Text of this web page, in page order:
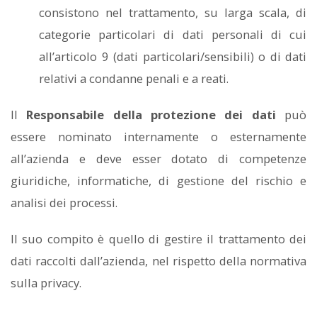
consistono nel trattamento, su larga scala, di
categorie particolari di dati personali di cui
all’articolo 9 (dati particolari/sensibili) o di dati
relativi a condanne penali e a reati.
Il Responsabile della protezione dei dati può
essere nominato internamente o esternamente
all’azienda e deve esser dotato di competenze
giuridiche, informatiche, di gestione del rischio e
analisi dei processi.
Il suo compito è quello di gestire il trattamento dei
dati raccolti dall’azienda, nel rispetto della normativa
sulla privacy.